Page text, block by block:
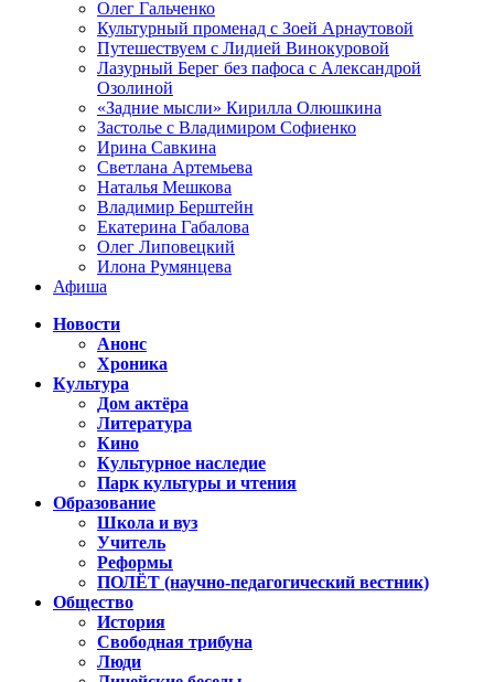
Олег Гальченко
Культурный променад с Зоей Арнаутовой
Путешествуем с Лидией Винокуровой
Лазурный Берег без пафоса с Александрой
Озолиной
«Задние мысли» Кирилла Олюшкина
Застолье с Владимиром Софиенко
Ирина Савкина
Светлана Артемьева
Наталья Мешкова
Владимир Берштейн
Екатерина Габалова
Олег Липовецкий
Илона Румянцева
Афиша
Новости
Анонс
Хроника
Культура
Дом актёра
Литература
Кино
Культурное наследие
Парк культуры и чтения
Образование
Школа и вуз
Учитель
Реформы
ПОЛЁТ (научно-педагогический вестник)
Общество
История
Свободная трибуна
Люди